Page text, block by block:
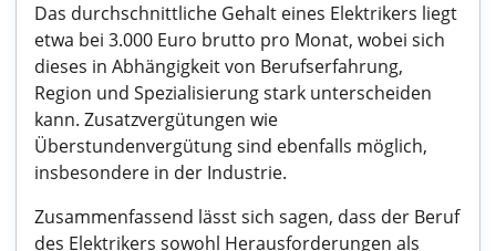
Das durchschnittliche Gehalt eines Elektrikers liegt
etwa bei 3.000 Euro brutto pro Monat, wobei sich
dieses in Abhängigkeit von Berufserfahrung,
Region und Spezialisierung stark unterscheiden
kann. Zusatzvergütungen wie
Überstundenvergütung sind ebenfalls möglich,
insbesondere in der Industrie.
Zusammenfassend lässt sich sagen, dass der Beruf
des Elektrikers sowohl Herausforderungen als